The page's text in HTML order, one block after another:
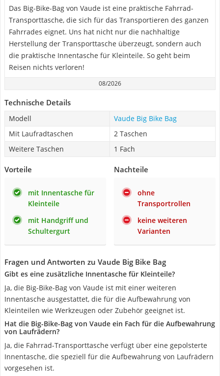
Das Big-Bike-Bag von Vaude ist eine praktische Fahrrad-
Transporttasche, die sich für das Transportieren des ganzen
Fahrrades eignet. Uns hat nicht nur die nachhaltige
Herstellung der Transporttasche überzeugt, sondern auch
die praktische Innentasche für Kleinteile. So geht beim
Reisen nichts verloren!
08/2026
Technische Details
Modell
Vaude Big Bike Bag
Mit Laufradtaschen
2 Taschen
Weitere Taschen
1 Fach
Vorteile
mit Innentasche für
Kleinteile
mit Handgriff und
Schultergurt
Nachteile
ohne
Transportrollen
keine weiteren
Varianten
Fragen und Antworten zu Vaude Big Bike Bag
Gibt es eine zusätzliche Innentasche für Kleinteile?
Ja, die Big-Bike-Bag von Vaude ist mit einer weiteren
Innentasche ausgestattet, die für die Aufbewahrung von
Kleinteilen wie Werkzeugen oder Zubehör geeignet ist.
Hat die Big-Bike-Bag von Vaude ein Fach für die Aufbewahrung
von Laufrädern?
Ja, die Fahrrad-Transporttasche verfügt über eine gepolsterte
Innentasche, die speziell für die Aufbewahrung von Laufrädern
vorgesehen ist.